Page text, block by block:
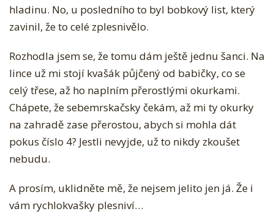
R
O
V
T
P
hladinu. No, u posledního to byl bobkový list, který
zavinil, že to celé zplesnivělo.
Rozhodla jsem se, že tomu dám ještě jednu šanci. Na
lince už mi stojí kvašák půjčený od babičky, co se
celý třese, až ho naplním přerostlými okurkami.
Chápete, že sebemrskačsky čekám, až mi ty okurky
na zahradě zase přerostou, abych si mohla dát
pokus číslo 4? Jestli nevyjde, už to nikdy zkoušet
nebudu.
A prosím, uklidněte mě, že nejsem jelito jen já. Že i
vám rychlokvašky plesniví…